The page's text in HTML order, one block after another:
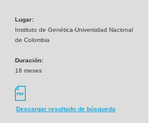
Lugar:
Instituto de Genética-Universidad Nacional
de Colombia
Duración:
18 meses
Descargar resultado de búsqueda